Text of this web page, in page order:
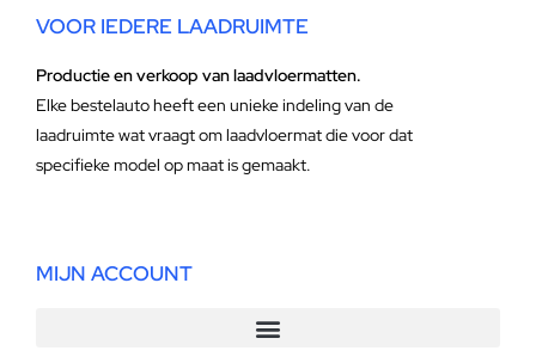
VOOR IEDERE LAADRUIMTE
Productie en verkoop van laadvloermatten.
Elke bestelauto heeft een unieke indeling van de
laadruimte wat vraagt om laadvloermat die voor dat
specifieke model op maat is gemaakt.
MIJN ACCOUNT